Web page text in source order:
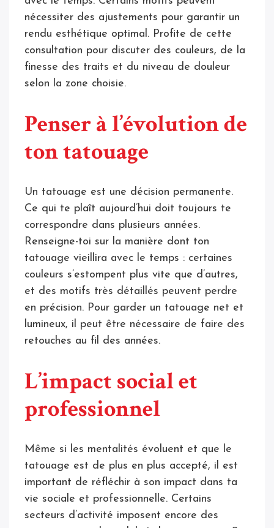
nécessiter des ajustements pour garantir un
rendu esthétique optimal. Profite de cette
consultation pour discuter des couleurs, de la
finesse des traits et du niveau de douleur
selon la zone choisie.
Penser à l’évolution de
ton tatouage
Un tatouage est une décision permanente.
Ce qui te plaît aujourd’hui doit toujours te
correspondre dans plusieurs années.
Renseigne-toi sur la manière dont ton
tatouage vieillira avec le temps : certaines
couleurs s’estompent plus vite que d’autres,
et des motifs très détaillés peuvent perdre
en précision. Pour garder un tatouage net et
lumineux, il peut être nécessaire de faire des
retouches au fil des années.
L’impact social et
professionnel
Même si les mentalités évoluent et que le
tatouage est de plus en plus accepté, il est
important de réfléchir à son impact dans ta
vie sociale et professionnelle. Certains
secteurs d’activité imposent encore des